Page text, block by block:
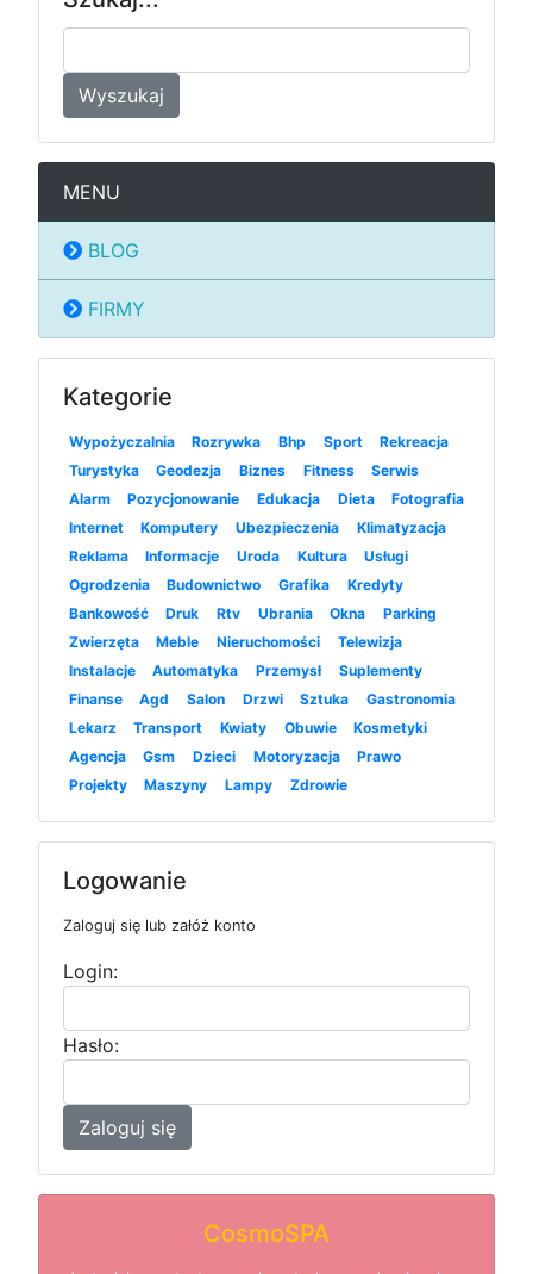
Wyszukaj
MENU
BLOG
FIRMY
Kategorie
Wypożyczalnia Rozrywka Bhp Sport
Rekreacja
Turystyka
Geodezja Biznes Fitness
Serwis
Alarm
Pozycjonowanie Edukacja Dieta
Fotografia
Internet
Komputery Ubezpieczenia
Klimatyzacja
Reklama
Informacje Uroda Kultura
Usługi
Ogrodzenia
Budownictwo Grafika
Kredyty
Bankowość
Druk Rtv Ubrania Okna
Parking
Zwierzęta
Meble Nieruchomości
Telewizja
Instalacje
Automatyka Przemysł
Suplementy
Finanse
Agd Salon Drzwi Sztuka
Gastronomia
Lekarz
Transport Kwiaty Obuwie
Kosmetyki
Agencja
Gsm Dzieci Motoryzacja
Prawo
Projekty
Maszyny Lampy Zdrowie
Logowanie
Zaloguj się lub załóż konto
Login:
Hasło:
Zaloguj się
CosmoSPA